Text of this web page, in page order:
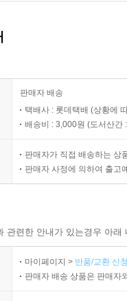
판매자 배송
택배사 : 롯데택배 (상황에
배송비 : 3,000원 (도서산간
판매자가 직접 배송하는 상
판매자 사정에 의하여 출고
관련한 안내가 있는경우 아
마이페이지 > 반품/교환 신
판매자 배송 상품은 판매자